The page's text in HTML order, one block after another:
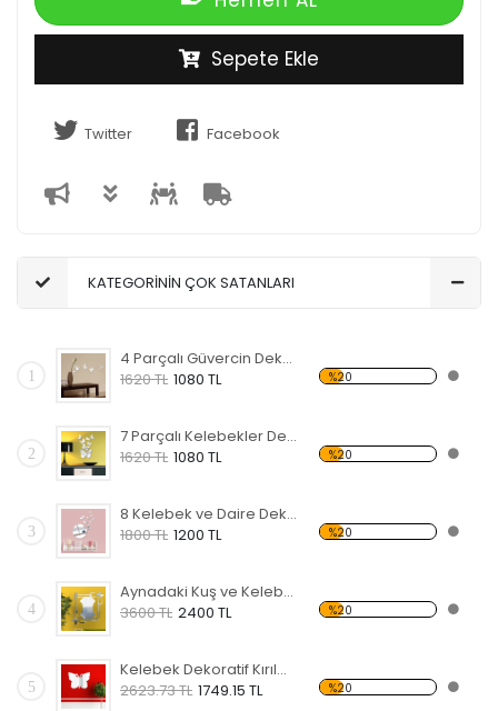
Sepete Ekle
Twitter Facebook
KATEGORİNİN ÇOK SATANLARI
1
4 Parçalı Güvercin Dekoratif Kırılmaz Ayna
1620 TL 1080 TL %20
2
7 Parçalı Kelebekler Dekoratif Kırılmaz Ayna
1620 TL 1080 TL %20
3
8 Kelebek ve Daire Dekoratif Kırılmaz Ayna
1800 TL 1200 TL %20
4
Aynadaki Kuş ve Kelebekler Dekoratif Kırılmaz Ayna
3600 TL 2400 TL %20
5
Kelebek Dekoratif Kırılmaz Ayna
2623.73 TL 1749.15 TL %20